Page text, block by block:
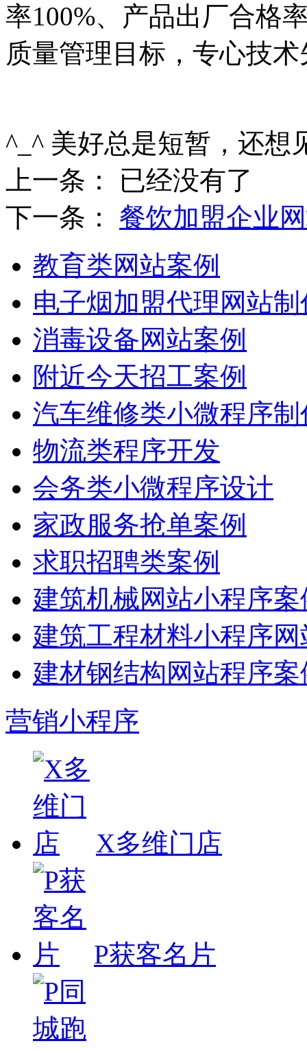
率100%、产品出厂合格
质量管理目标，专心技
^_^ 美好总是短暂，还想
上一条： 已经没有了
下一条： 餐饮加盟企业
教育类网站案例
电子烟加盟代理网站
消毒设备网站案例
附近今天招工案例
汽车维修类小微程序
物流类程序开发
会务类小微程序设计
家政服务抢单案例
求职招聘类案例
建筑机械网站小程序案
建筑工程材料小程序
建材钢结构网站程序案
营销小程序
X多维门店
P获客名片